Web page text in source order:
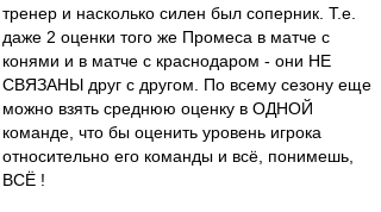
тренер и насколько силен был соперник. Т.е.
даже 2 оценки того же Промеса в матче с
конями и в матче с краснодаром - они НЕ
СВЯЗАНЫ друг с другом. По всему сезону еще
можно взять среднюю оценку в ОДНОЙ
команде, что бы оценить уровень игрока
относительно его команды и всё, понимешь,
ВСЁ !